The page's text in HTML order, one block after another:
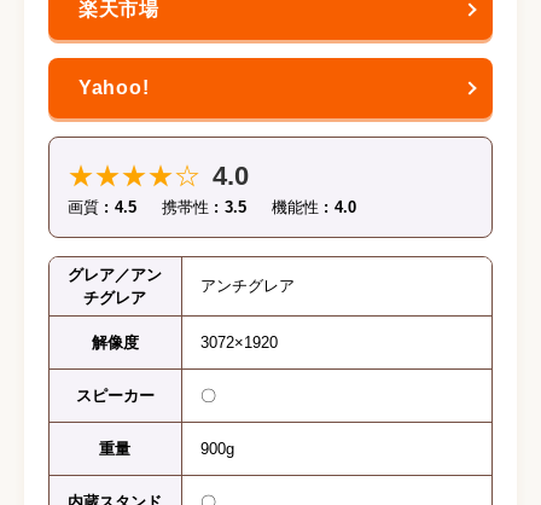
★★★★☆ 4.0
画質 4.5 携帯性 3.5 機能性 4.0
グレア／アン
チグレア
アンチグレア
解像度 3072×1920
スピーカー 〇
重量 900g